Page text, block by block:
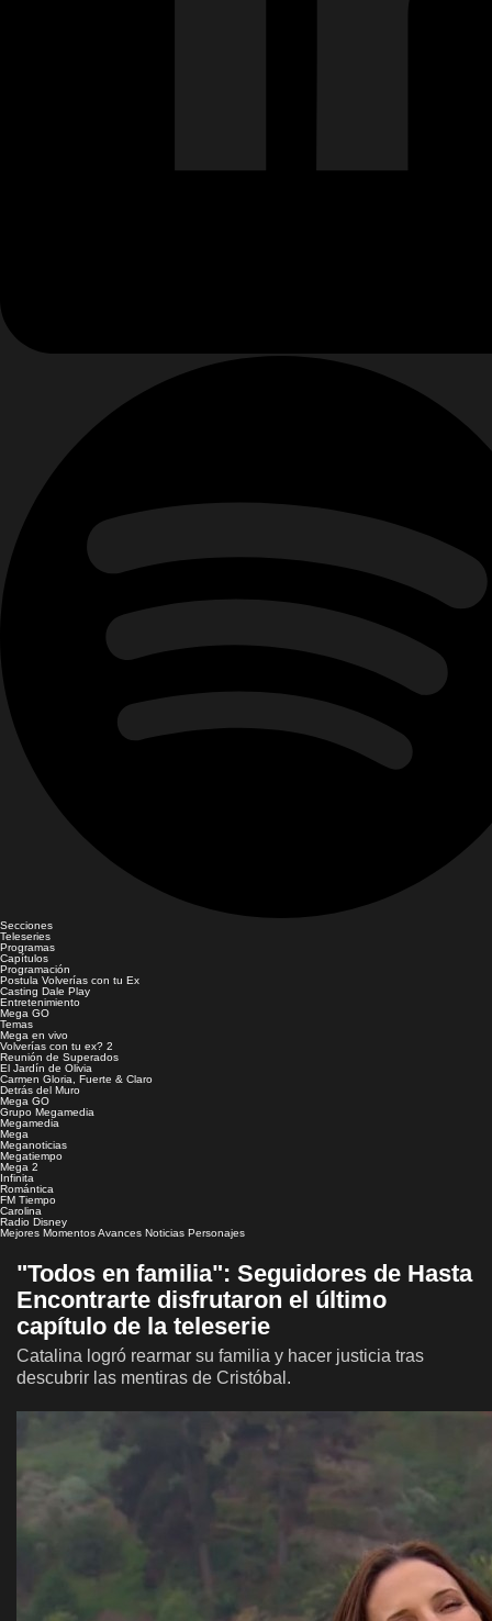
Secciones
Teleseries
Programas
Capítulos
Programación
Postula Volverías con tu Ex
Casting Dale Play
Entretenimiento
Mega GO
Temas
Mega en vivo
Volverías con tu ex? 2
Reunión de Superados
El Jardín de Olivia
Carmen Gloria, Fuerte & Claro
Detrás del Muro
Mega GO
Grupo Megamedia
Megamedia
Mega
Meganoticias
Megatiempo
Mega 2
Infinita
Romántica
FM Tiempo
Carolina
Radio Disney
Mejores MomentosAvances Noticias Personajes
"Todos en familia": Seguidores de Hasta
Encontrarte disfrutaron el último
capítulo de la teleserie
Catalina logró rearmar su familia y hacer justicia tras
descubrir las mentiras de Cristóbal.